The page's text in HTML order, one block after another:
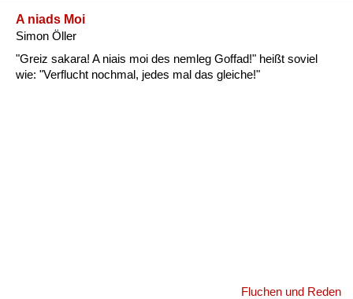
A niads Moi
Simon Öller
"Greiz sakara! A niais moi des nemleg Goffad!" heißt soviel
wie: "Verflucht nochmal, jedes mal das gleiche!"
Fluchen und Reden